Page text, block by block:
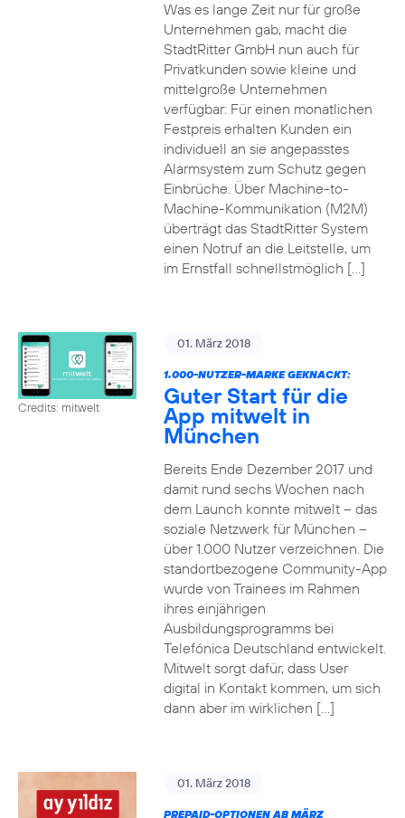
Was es lange Zeit nur für große
Unternehmen gab, macht die
StadtRitter GmbH nun auch für
Privatkunden sowie kleine und
mittelgroße Unternehmen
verfügbar: Für einen monatlichen
Festpreis erhalten Kunden ein
individuell an sie angepasstes
Alarmsystem zum Schutz gegen
Einbrüche. Über Machine-to-
Machine-Kommunikation (M2M)
überträgt das StadtRitter System
einen Notruf an die Leitstelle, um
im Ernstfall schnellstmöglich […]
Credits: mitwelt
01. März 2018
1.000-NUTZER-MARKE GEKNACKT:
Guter Start für die
App mitwelt in
München
Bereits Ende Dezember 2017 und
damit rund sechs Wochen nach
dem Launch konnte mitwelt – das
soziale Netzwerk für München –
über 1.000 Nutzer verzeichnen. Die
standortbezogene Community-App
wurde von Trainees im Rahmen
ihres einjährigen
Ausbildungsprogramms bei
Telefónica Deutschland entwickelt.
Mitwelt sorgt dafür, dass User
digital in Kontakt kommen, um sich
dann aber im wirklichen […]
01. März 2018
PREPAID-OPTIONEN AB MÄRZ